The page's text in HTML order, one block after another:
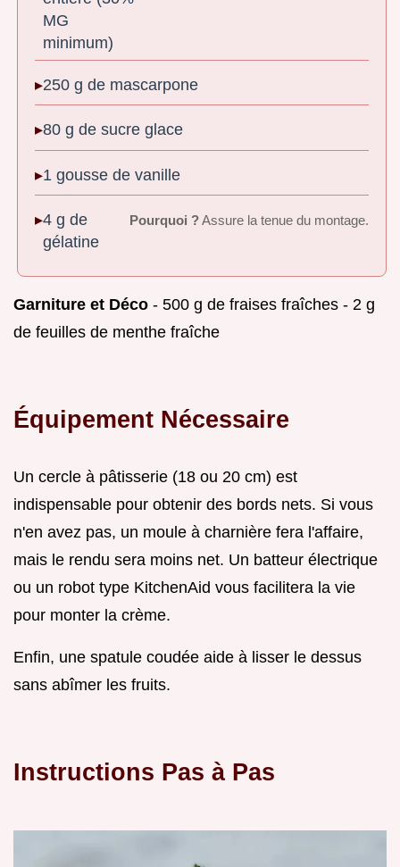
MG
minimum)
250 g de mascarpone
80 g de sucre glace
1 gousse de vanille
4 g de
gélatine
Pourquoi ?Assure la tenue du montage.
Garniture et Déco - 500 g de fraises fraîches - 2 g
de feuilles de menthe fraîche
Équipement Nécessaire
Un cercle à pâtisserie (18 ou 20 cm) est
indispensable pour obtenir des bords nets. Si vous
n'en avez pas, un moule à charnière fera l'affaire,
mais le rendu sera moins net. Un batteur électrique
ou un robot type KitchenAid vous facilitera la vie
pour monter la crème.
Enfin, une spatule coudée aide à lisser le dessus
sans abîmer les fruits.
Instructions Pas à Pas